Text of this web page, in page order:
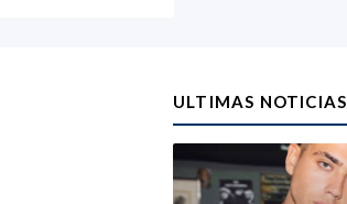
ULTIMAS NOTICIAS